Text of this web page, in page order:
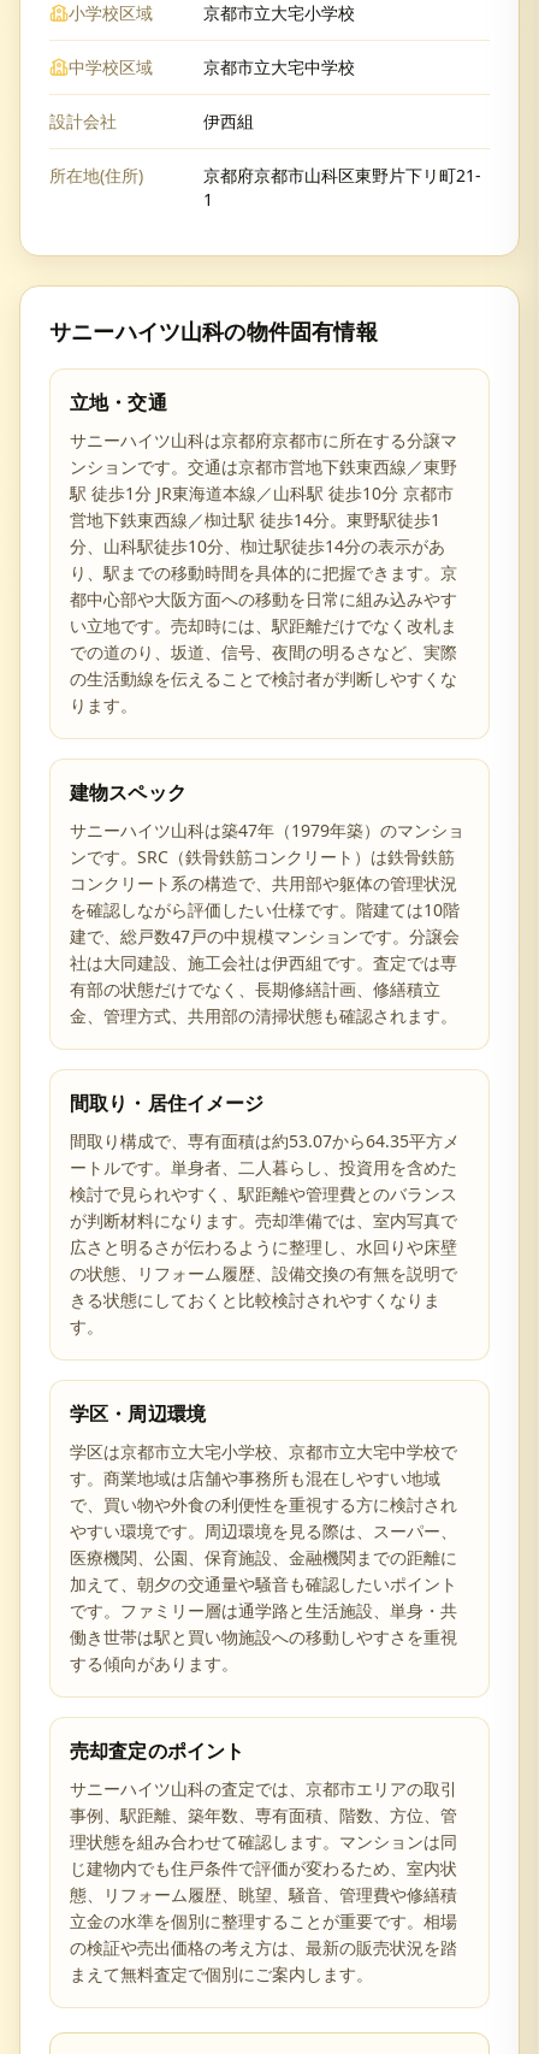
小学校区域 京都市立大宅小学校
中学校区域 京都市立大宅中学校
設計会社 伊西組
所在地(住所)
京都府京都市山科区東野片下リ町21-
1
サニーハイツ山科の物件固有情報
立地・交通
サニーハイツ山科は京都府京都市に所在する分譲マ
ンションです。交通は京都市営地下鉄東西線／東野
駅 徒歩1分 JR東海道本線／山科駅 徒歩10分 京都市
営地下鉄東西線／椥辻駅 徒歩14分。東野駅徒歩1
分、山科駅徒歩10分、椥辻駅徒歩14分の表示があ
り、駅までの移動時間を具体的に把握できます。京
都中心部や大阪方面への移動を日常に組み込みやす
い立地です。売却時には、駅距離だけでなく改札ま
での道のり、坂道、信号、夜間の明るさなど、実際
の生活動線を伝えることで検討者が判断しやすくな
ります。
建物スペック
サニーハイツ山科は築47年（1979年築）のマンショ
ンです。SRC（鉄骨鉄筋コンクリート）は鉄骨鉄筋
コンクリート系の構造で、共用部や躯体の管理状況
を確認しながら評価したい仕様です。階建ては10階
建で、総戸数47戸の中規模マンションです。分譲会
社は大同建設、施工会社は伊西組です。査定では専
有部の状態だけでなく、長期修繕計画、修繕積立
金、管理方式、共用部の清掃状態も確認されます。
間取り・居住イメージ
間取り構成で、専有面積は約53.07から64.35平方メ
ートルです。単身者、二人暮らし、投資用を含めた
検討で見られやすく、駅距離や管理費とのバランス
が判断材料になります。売却準備では、室内写真で
広さと明るさが伝わるように整理し、水回りや床壁
の状態、リフォーム履歴、設備交換の有無を説明で
きる状態にしておくと比較検討されやすくなりま
す。
学区・周辺環境
学区は京都市立大宅小学校、京都市立大宅中学校で
す。商業地域は店舗や事務所も混在しやすい地域
で、買い物や外食の利便性を重視する方に検討され
やすい環境です。周辺環境を見る際は、スーパー、
医療機関、公園、保育施設、金融機関までの距離に
加えて、朝夕の交通量や騒音も確認したいポイント
です。ファミリー層は通学路と生活施設、単身・共
働き世帯は駅と買い物施設への移動しやすさを重視
する傾向があります。
売却査定のポイント
サニーハイツ山科の査定では、京都市エリアの取引
事例、駅距離、築年数、専有面積、階数、方位、管
理状態を組み合わせて確認します。マンションは同
じ建物内でも住戸条件で評価が変わるため、室内状
態、リフォーム履歴、眺望、騒音、管理費や修繕積
立金の水準を個別に整理することが重要です。相場
の検証や売出価格の考え方は、最新の販売状況を踏
まえて無料査定で個別にご案内します。